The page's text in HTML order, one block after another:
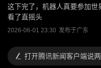
这下完了，机器人真要参加世
看了直摇头
2026-06-01 23:30 发布于广东
打开腾讯新闻客户端说